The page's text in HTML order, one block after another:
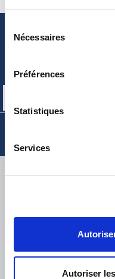
Nécessaires
Préférences
Statistiques
Services
Autoriser
COLISSIMO, TNT